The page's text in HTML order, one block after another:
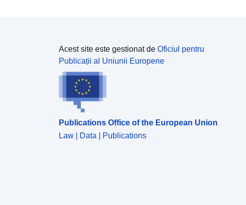
Acest site este gestionat de Oficiul pentru
Publicații al Uniunii Europene
Publications Office of the European Union
Law | Data | Publications